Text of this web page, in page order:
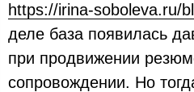
https://irina-soboleva.ru/
деле база появилась
при продвижении
сопровождении. Но